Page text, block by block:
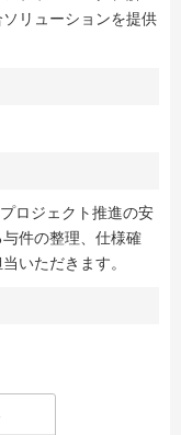
リューションを提供
ロジェクト推進の安
件の整理、仕様確
いただきます。